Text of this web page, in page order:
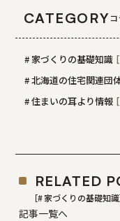
CATEGORY
家づくりの基礎知識
北海道の住宅関連団
住まいの耳より情報
RELATED
［ 家づくりの基礎知識
記事一覧へ